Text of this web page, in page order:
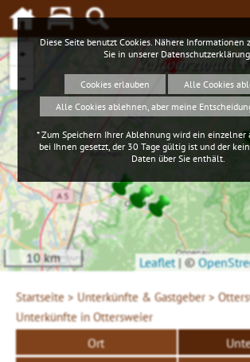
Schwarzwald
+
−
10 km Leaflet |©
Startseite > Unterkünfte & Gastgeber >
Unterkünfte in Ottersweier
Ort
Diese Seite benutzt Cookies. Nähere Informationen
Sie in unserer Datenschutzerklärung
Cookies erlauben
Alle Cookies
Alle Cookies ablehnen, aber meine
* Zum Speichern Ihrer Ablehnung wird ein einzelner
bei Ihnen gesetzt, der 30 Tage gültig ist und der
Daten über Sie enthält.